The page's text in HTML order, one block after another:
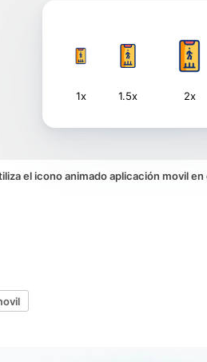
1x 1.5x 2x
el icono animado aplicación movil